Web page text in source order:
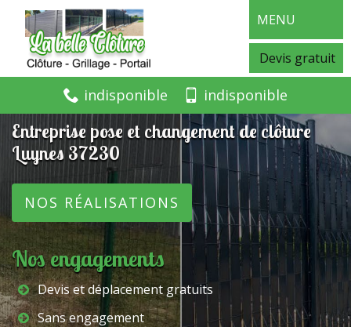
MENU
Devis gratuit
indisponible indisponible
Entreprise pose et changement de clôture
Luynes 37230
NOS RÉALISATIONS
Nos engagements
Devis et déplacement gratuits
Sans engagement